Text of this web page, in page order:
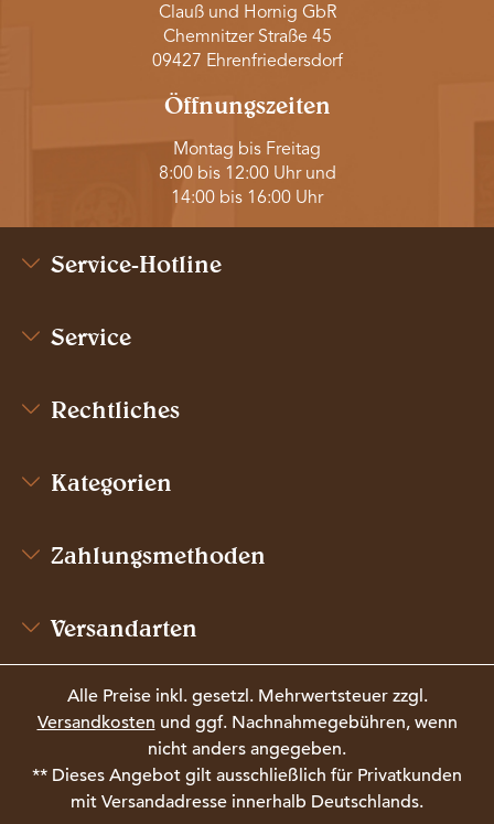
Clauß und Hornig GbR
Chemnitzer Straße 45
09427 Ehrenfriedersdorf
Öffnungszeiten
Montag bis Freitag
8:00 bis 12:00 Uhr und
14:00 bis 16:00 Uhr
Service-Hotline
Service
Rechtliches
Kategorien
Zahlungsmethoden
Versandarten
Alle Preise inkl. gesetzl. Mehrwertsteuer zzgl.
Versandkosten und ggf. Nachnahmegebühren, wenn
nicht anders angegeben.
** Dieses Angebot gilt ausschließlich für Privatkunden
mit Versandadresse innerhalb Deutschlands.